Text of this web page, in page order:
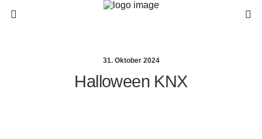
31. Oktober 2024
Halloween KNX